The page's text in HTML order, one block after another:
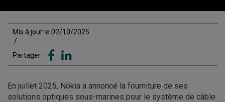
Mis à jour le 02/10/2025
/
Partager :
En juillet 2025, Nokia a annoncé la fourniture de ses
solutions optiques sous-marines pour le système de câble